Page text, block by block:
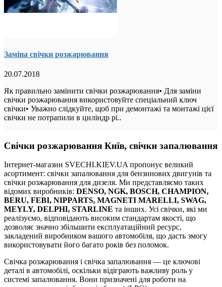
Заміна свічки розжарювання
20.07.2018
Як правильно замінити свічки розжарювання• Для заміни
свічки розжарювання використовуйте спеціальний ключ
свічки• Уважно слідкуйте, щоб при демонтажі та монтажі цієї
свічки не потрапили в циліндр рі..
Свічки розжарювання Київ, свічки запалювання
Інтернет-магазин SVECHI.KIEV.UA пропонує великий
асортимент: свічки запалювання для бензинових двигунів та
свічки розжарювання для дизеля. Ми представляємо таких
відомих виробників: DENSO, NGK, BOSCH, CHAMPION,
BERU, FEBI, NIPPARTS, MAGNETI MARELLI, SWAG,
MEYLY, DELPHI, STARLINE та інших. Усі свічки, які ми
реалізуємо, відповідають високим стандартам якості, що
дозволяє значно збільшити експлуатаційний ресурс,
закладений виробником вашого автомобіля, що дасть змогу
використовувати його багато років без поломок.
Свічка розжарювання і свічка запалювання — це ключові
деталі в автомобілі, оскільки відіграють важливу роль у
системі запалювання. Вони призначені для роботи на